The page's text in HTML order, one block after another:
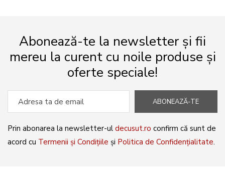
Abonează-te la newsletter și fii
mereu la curent cu noile produse și
oferte speciale!
ABONEAZĂ-TE
Prin abonarea la newsletter-ul decusut.ro confirm că sunt de
acord cu Termenii și Condițiile și Politica de Confidențialitate.